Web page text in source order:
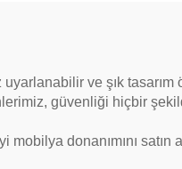
ve şık tasarım
güvenliği hiçbir
donanımını satın